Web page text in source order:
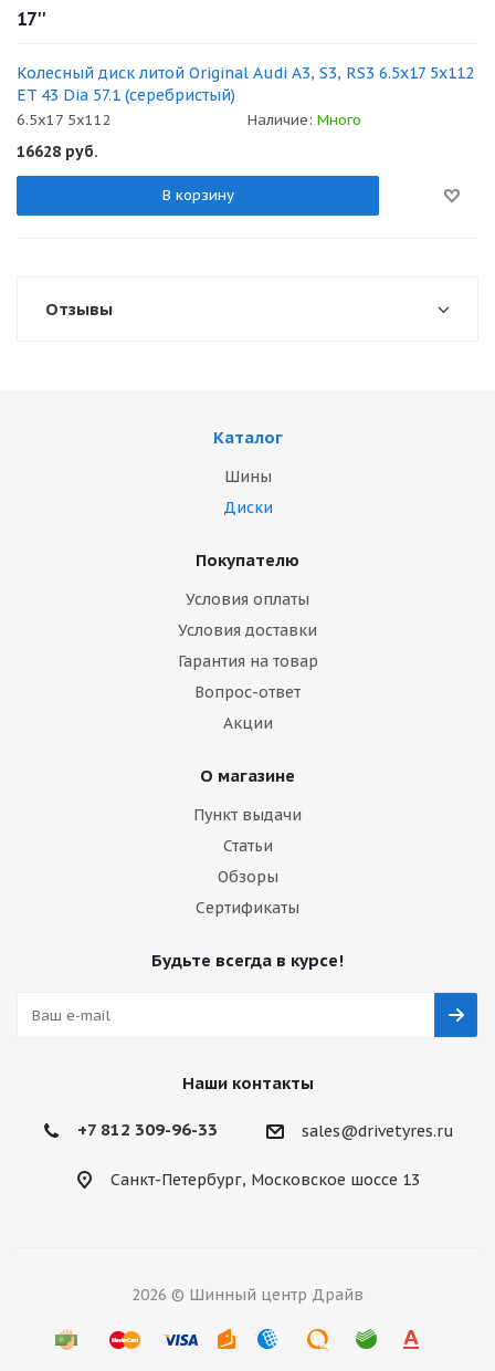
17''
Колесный диск литой Original Audi A3, S3, RS3 6.5x17 5x112
ET 43 Dia 57.1 (серебристый)
6.5x17 5x112 Наличие: Много
16628 руб.
В корзину
Отзывы
Каталог
Шины
Диски
Покупателю
Условия оплаты
Условия доставки
Гарантия на товар
Вопрос-ответ
Акции
О магазине
Пункт выдачи
Статьи
Обзоры
Сертификаты
Будьте всегда в курсе!
Наши контакты
+7 812 309-96-33 sales@drivetyres.ru
Санкт-Петербург, Московское шоссе 13
2026 © Шинный центр Драйв